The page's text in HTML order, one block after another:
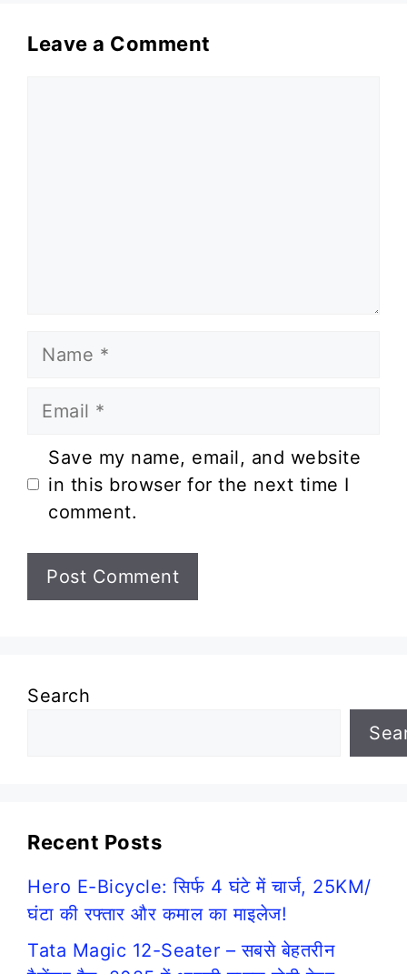
Leave a Comment
Name
Email
Website
Save my name, email, and website
in this browser for the next time I
comment.
Search
Recent Posts
Hero E-Bicycle: सिर्फ 4 घंटे में चार्ज, 25KM/
घंटा की रफ्तार और कमाल का माइलेज!
Tata Magic 12-Seater – सबसे बेहतरीन